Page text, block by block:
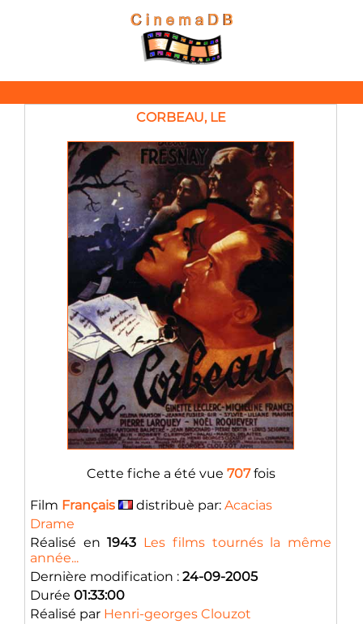
CORBEAU, LE
Cette fiche a été vue 707fois
Film Français distribuè par: Acacias
Drame
Réalisé en1943 Les films tournés la même
année...
Dernière modification : 24-09-2005
Durée 01:33:00
Réalisé par Henri-georges Clouzot